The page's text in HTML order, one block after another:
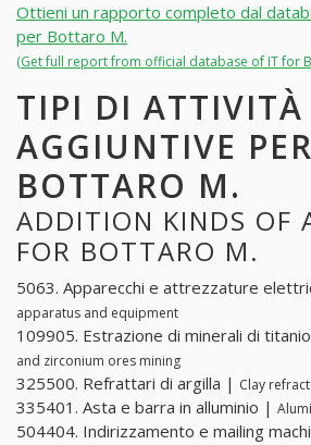
Ottieni un rapporto completo dal
per Bottaro M.
(Get full report from official database of IT for
TIPI DI ATTIVITÀ
AGGIUNTIVE PER
BOTTARO M.
ADDITION KINDS OF
FOR BOTTARO M.
5063. Apparecchi e attrezzature
apparatus and equipment
109905. Estrazione di minerali di
and zirconium ores mining
325500. Refrattari di argilla | Clay
335401. Asta e barra in alluminio |
504404. Indirizzamento e mailing